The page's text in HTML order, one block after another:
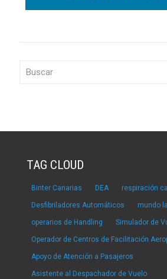
TAG CLOUD
Binter Canarias DEA respiración
Desfibriladores Automáticos mundo
operarios de Handling Simulador de
Operador de Centros de Facilitación
Apoyo de Atención a Pasajeros
Asistente al Despachador de Vuelo